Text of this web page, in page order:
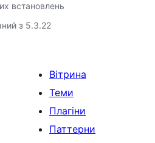
встановлень
з 5.3.22
Вітрина
Теми
Плагіни
Паттерни